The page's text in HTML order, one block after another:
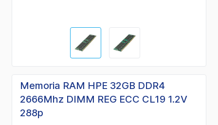
Memoria RAM HPE 32GB DDR4
2666Mhz DIMM REG ECC CL19 1.2V
288p